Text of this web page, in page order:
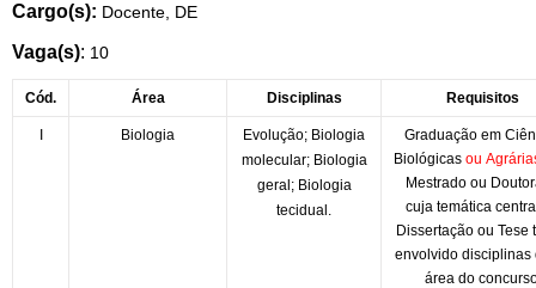
Cargo(s): Docente, DE
Vaga(s): 10
Cód. Área Disciplinas Requisitos
Biologia
Evolução; Biologia
molecular; Biologia
geral; Biologia
tecidual.
Graduação em
Biológicas ou
Mestrado ou
cuja temática
Dissertação ou Tese
envolvido disciplinas
área do